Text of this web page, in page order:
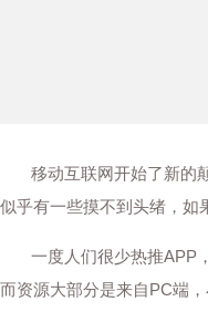
移动互联网开始了新的颠
似乎有一些摸不到头绪，如
一度人们很少热推APP，
而资源大部分是来自PC端